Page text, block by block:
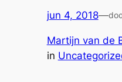
jun 4, 2018—
Martijn van de
in